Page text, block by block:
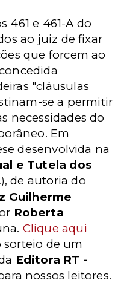
461 e 461-A do
ao juiz de fixar
que forcem ao
"cláusulas
se a permitir
necessidades do
Em
desenvolvida na
e Tutela dos
, de autoria do
Guilherme
Roberta
Clique aqui
sorteio de um
Editora RT -
nossos leitores.